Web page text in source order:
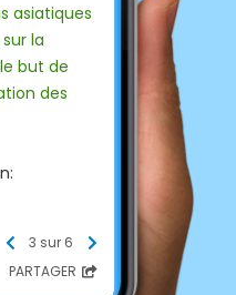
asiatiques
la
but de
des
football
3 sur 6
PARTAGER